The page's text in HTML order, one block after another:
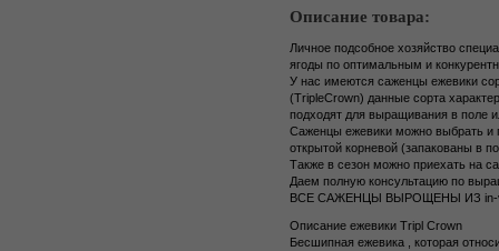
Описание товара:
Личное подсобное хозяйство
ягоды по оптимальным и
У нас имеются саженцы ежевики
(TripleCrown) данные сорта
подходят для выращивания в поле
Саженцы ежевики можно выбрать и
открытой корневой (запакованы в
Также в сезон можно приехать на
Даем полную консультацию по
ВСЕ САЖЕНЦЫ ВЫРОЩЕНЫ ИЗ in-vitro
Описание ежевики Tripl Crown
Бесшипная ежевика , которая